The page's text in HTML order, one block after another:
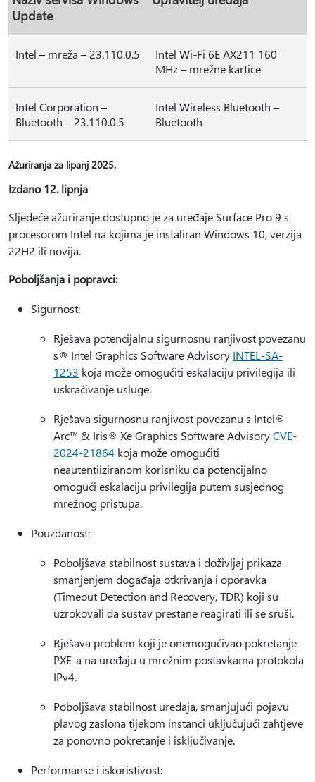
Update
Intel – mreža – 23.110.0.5
Intel Wi-Fi 6E AX211 160
MHz – mrežne kartice
Intel Corporation –
Bluetooth – 23.110.0.5
Intel Wireless Bluetooth –
Bluetooth
Ažuriranja za lipanj 2025.
Izdano 12. lipnja
Sljedeće ažuriranje dostupno je za uređaje Surface Pro 9 s
procesorom Intel na kojima je instaliran Windows 10, verzija
22H2 ili novija.
Poboljšanja i popravci:
Sigurnost:
Rješava potencijalnu sigurnosnu ranjivost povezanu
s® Intel Graphics Software Advisory INTEL-SA-
1253 koja može omogućiti eskalaciju privilegija ili
uskraćivanje usluge.
Rješava sigurnosnu ranjivost povezanu s Intel®
Arc™ & Iris® Xe Graphics Software AdvisoryCVE-
2024-21864 koja može omogućiti
neautentiiziranom korisniku da potencijalno
omogući eskalaciju privilegija putem susjednog
mrežnog pristupa.
Pouzdanost:
Poboljšava stabilnost sustava i doživljaj prikaza
smanjenjem događaja otkrivanja i oporavka
(Timeout Detection and Recovery, TDR) koji su
uzrokovali da sustav prestane reagirati ili se sruši.
Rješava problem koji je onemogućivao pokretanje
PXE-a na uređaju u mrežnim postavkama protokola
IPv4.
Poboljšava stabilnost uređaja, smanjujući pojavu
plavog zaslona tijekom instanci uključujući zahtjeve
za ponovno pokretanje i isključivanje.
Performanse i iskoristivost: